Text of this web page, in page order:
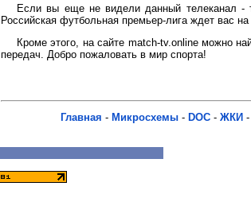
Если вы еще не видели данный телеканал -
Российская футбольная премьер-лига ждет вас
Кроме этого, на сайте match-tv.online можно
передач. Добро пожаловать в мир спорта!
Главная - Микросхемы - DOC - ЖКИ -